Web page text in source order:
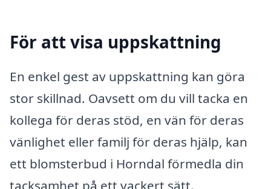
För att visa uppskattning
En enkel gest av uppskattning kan göra
stor skillnad. Oavsett om du vill tacka en
kollega för deras stöd, en vän för deras
vänlighet eller familj för deras hjälp, kan
ett blomsterbud i Horndal förmedla din
tacksamhet på ett vackert sätt.